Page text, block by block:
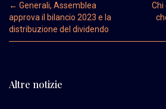
Post navigation
← Generali, Assemblea
approva il bilancio 2023 e la
distribuzione del dividendo
Chi
Altre notizie